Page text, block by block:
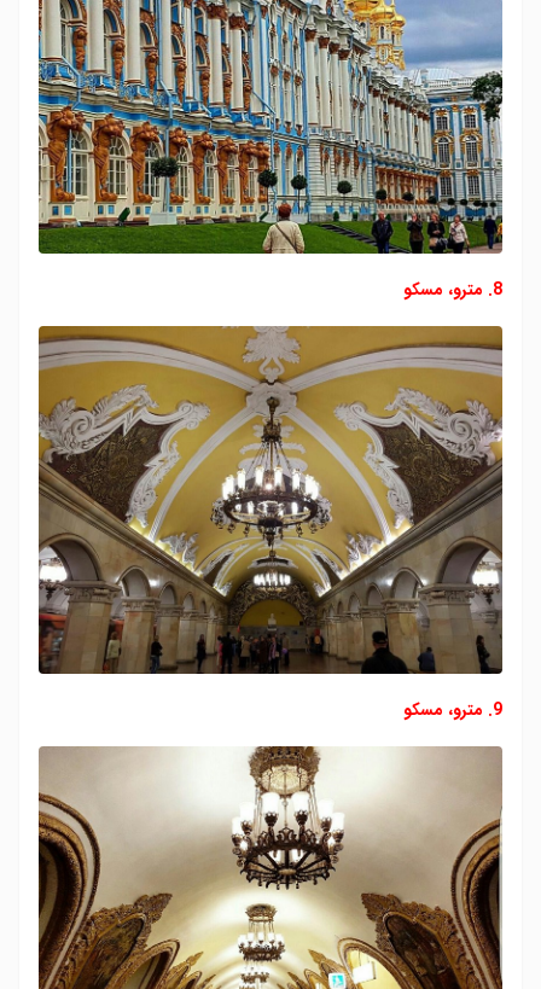
8. مترو، مسکو
9. مترو، مسکو